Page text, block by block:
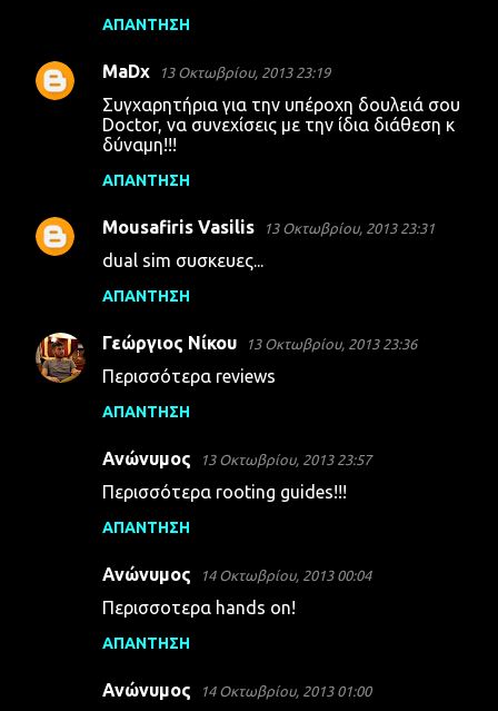
ΑΠΆΝΤΗΣΗ
MaDx 13 Οκτωβρίου, 2013 23:19
Συγχαρητήρια για την υπέροχη δουλειά σου
Doctor, να συνεχίσεις με την ίδια διάθεση κ
δύναμη!!!
ΑΠΆΝΤΗΣΗ
Mousafiris Vasilis 13 Οκτωβρίου, 2013 23:31
dual sim συσκευες...
ΑΠΆΝΤΗΣΗ
Γεώργιος Νίκου 13 Οκτωβρίου, 2013 23:36
Περισσότερα reviews
ΑΠΆΝΤΗΣΗ
Ανώνυμος 13 Οκτωβρίου, 2013 23:57
Περισσότερα rooting guides!!!
ΑΠΆΝΤΗΣΗ
Ανώνυμος 14 Οκτωβρίου, 2013 00:04
Περισσοτερα hands on!
ΑΠΆΝΤΗΣΗ
Ανώνυμος 14 Οκτωβρίου, 2013 01:00